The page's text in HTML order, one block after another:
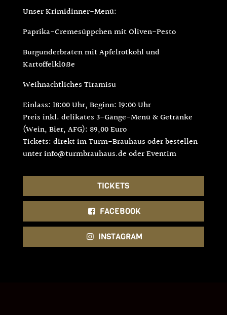
Unser Krimidinner-Menü:
Paprika-Cremesüppchen mit Oliven-Pesto
Burgunderbraten mit Apfelrotkohl und
Kartoffelklöße
Weihnachtliches Tiramisu
Einlass: 18:00 Uhr, Beginn: 19:00 Uhr
Preis inkl. delikates 3-Gänge-Menü & Getränke
(Wein, Bier, AFG): 89,00 Euro
Tickets: direkt im Turm-Brauhaus oder bestellen
unter info@turmbrauhaus.de oder Eventim
TICKETS
FACEBOOK
INSTAGRAM